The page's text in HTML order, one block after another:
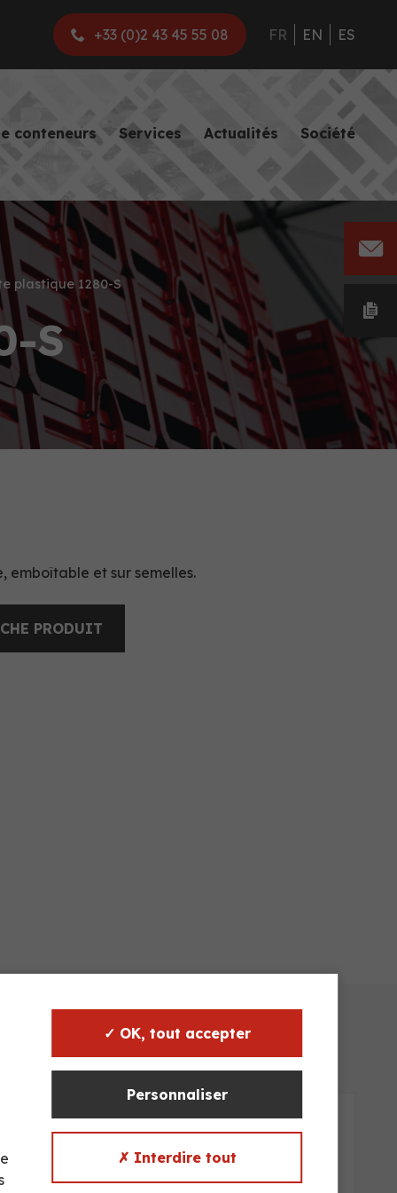
+33 (0)2 43 45 55 08 FR EN ES
conteneurs Services Actualités Société
plastique 1280-S
S
emboîtable et sur semelles.
PRODUIT
✓ OK, tout accepter
Personnaliser
✗ Interdire tout